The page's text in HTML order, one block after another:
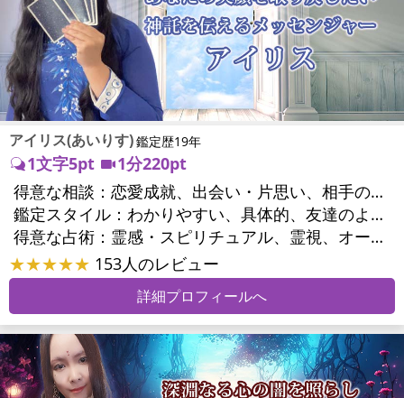
アイリス(あいりす)鑑定歴19年
1文字5pt
1分220pt
得意な相談：
恋愛成就、出会い・片思い、相手の気持ち、相性、結婚、男心・女心、二人の今後、複雑な恋愛、浮気、不倫、復活愛、復縁、離婚、同性愛・LGBT、人間関係、職場の人間関係、対人関係、仕事運、適職、転職、就職、家族関係、夫婦関係、家庭問題、育児・子育て、シングルマザー、精神問題、心の問題、トラウマ、ストレス、健康運、金運、金銭トラブル
鑑定スタイル：
わかりやすい、具体的、友達のように相談できる、聞き上手、とても話しやすい、じっくり聞いてくれる、愛にあふれ温かい、前向き・元気になれる
得意な占術：
霊感・スピリチュアル、霊視、オーラ、タロット、オラクルカード
★★★★★ 153人のレビュー
詳細プロフィールへ